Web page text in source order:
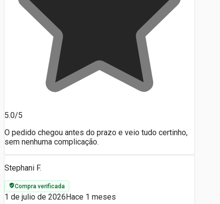
5.0/5
O pedido chegou antes do prazo e veio tudo certinho,
sem nenhuma complicação.
Stephani F.
Compra verificada
1 de julio de 2026Hace 1 meses